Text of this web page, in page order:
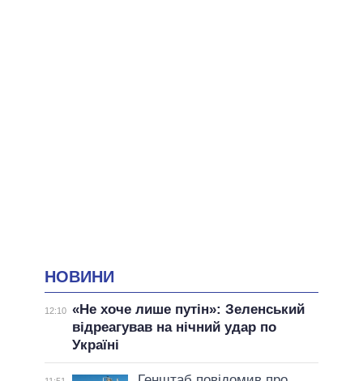
НОВИНИ
12:10 «Не хоче лише путін»: Зеленський
відреагував на нічний удар по
Україні